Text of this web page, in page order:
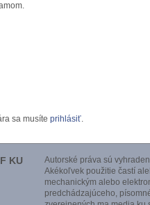
sa musíte prihlásiť.
KU
Autorské práva sú
Akékoľvek použitie častí
mechanickým alebo
predchádzajúceho,